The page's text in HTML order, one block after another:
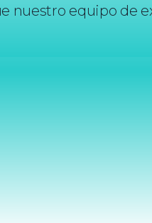
nuestro equipo de